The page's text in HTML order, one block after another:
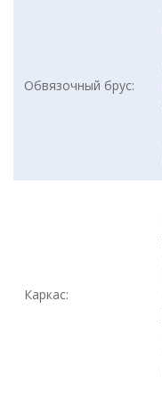
Обвязочный брус:
Каркас: